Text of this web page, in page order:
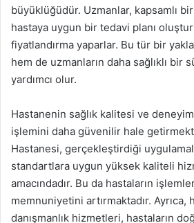
büyüklüğüdür. Uzmanlar, kapsamlı
hastaya uygun bir tedavi planı
fiyatlandırma yaparlar. Bu tür bir
hem de uzmanların daha sağlıklı bir
yardımcı olur.
Hastanenin sağlık kalitesi ve
işlemini daha güvenilir hale
Hastanesi, gerçekleştirdiği
standartlara uygun yüksek kaliteli
amacındadır. Bu da hastaların
memnuniyetini artırmaktadır.
danışmanlık hizmetleri, hastaların